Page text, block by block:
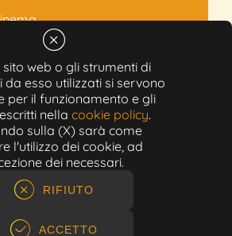
sito web o gli strumenti di
da esso utilizzati si servono
per il funzionamento e gli
nella cookie policy.
sulla (X) sarà come
l'utilizzo dei cookie, ad
dei necessari.
RIFIUTO
ACCETTO
101 - Modena
02603471208
300.000,00€